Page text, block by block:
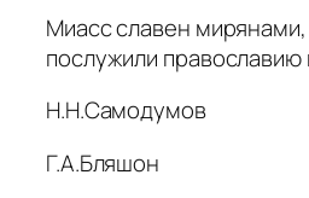
Миасс славен
послужили православию
Н.Н.Самодумов
Г.А.Бляшон